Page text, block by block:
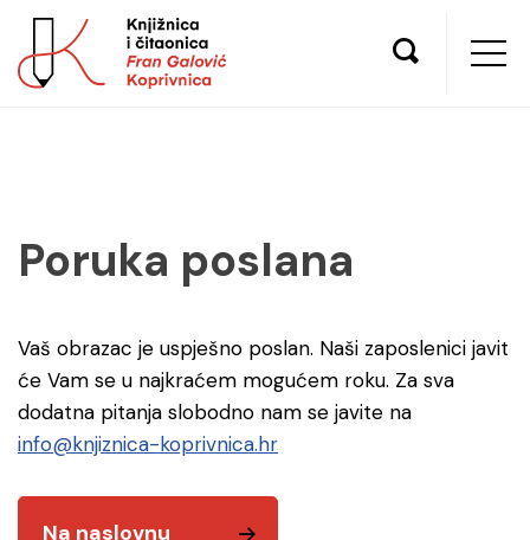
Poruka poslana
Vaš obrazac je uspješno poslan. Naši zaposlenici javit
će Vam se u najkraćem mogućem roku. Za sva
dodatna pitanja slobodno nam se javite na
info@knjiznica-koprivnica.hr
Na naslovnu